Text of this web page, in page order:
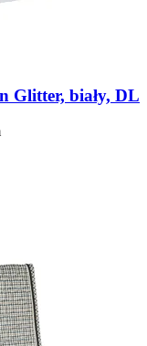
Glitter, biały, DL